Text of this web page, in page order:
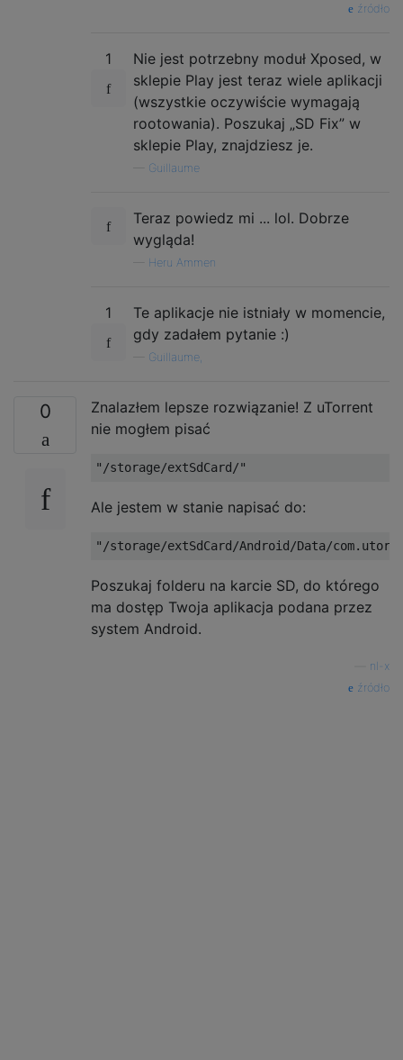
źródło
1
Nie jest potrzebny moduł Xposed, w
sklepie Play jest teraz wiele aplikacji
(wszystkie oczywiście wymagają
rootowania). Poszukaj „SD Fix” w
sklepie Play, znajdziesz je.
Guillaume
Teraz powiedz mi ... lol. Dobrze
wygląda!
Heru Ammen
1
Te aplikacje nie istniały w momencie,
gdy zadałem pytanie :)
Guillaume,
0
Znalazłem lepsze rozwiązanie! Z uTorrent
nie mogłem pisać
Ale jestem w stanie napisać do:
Poszukaj folderu na karcie SD, do którego
ma dostęp Twoja aplikacja podana przez
system Android.
nl-x
źródło